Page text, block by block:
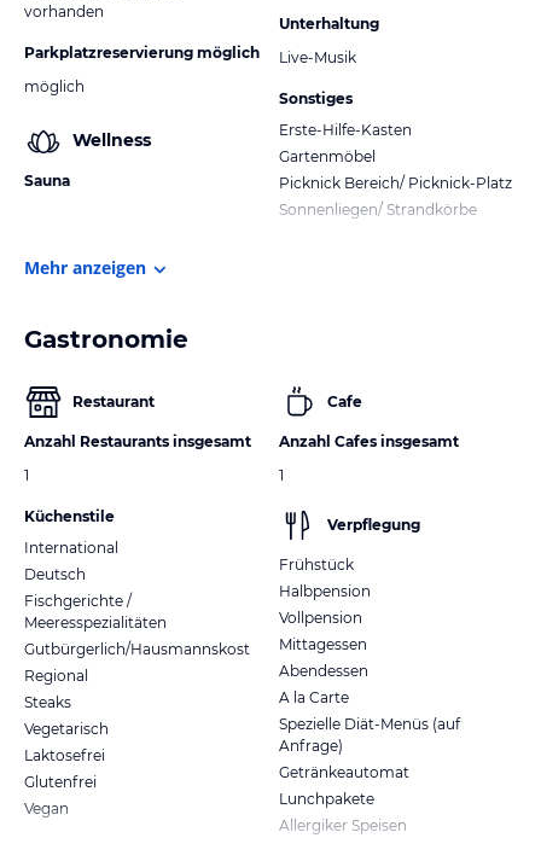
vorhanden
Parkplatzreservierung möglich
möglich
Wellness
Sauna
Unterhaltung
Live-Musik
Sonstiges
Erste-Hilfe-Kasten
Gartenmöbel
Picknick Bereich/ Picknick-Platz
Sonnenliegen/ Strandkörbe
Mehr anzeigen
Gastronomie
Restaurant
Anzahl Restaurants insgesamt
1
Küchenstile
International
Deutsch
Fischgerichte /
Meeresspezialitäten
Gutbürgerlich/Hausmannskost
Regional
Steaks
Vegetarisch
Laktosefrei
Glutenfrei
Vegan
Cafe
Anzahl Cafes insgesamt
1
Verpflegung
Frühstück
Halbpension
Vollpension
Mittagessen
Abendessen
A la Carte
Spezielle Diät-Menüs (auf
Anfrage)
Getränkeautomat
Lunchpakete
Allergiker Speisen